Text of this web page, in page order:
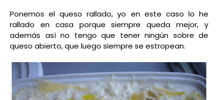
Ponemos el queso rallado, yo en este caso lo he
rallado en casa porque siempre queda mejor, y
además así no tengo que tener ningún sobre de
queso abierto, que luego siempre se estropean.